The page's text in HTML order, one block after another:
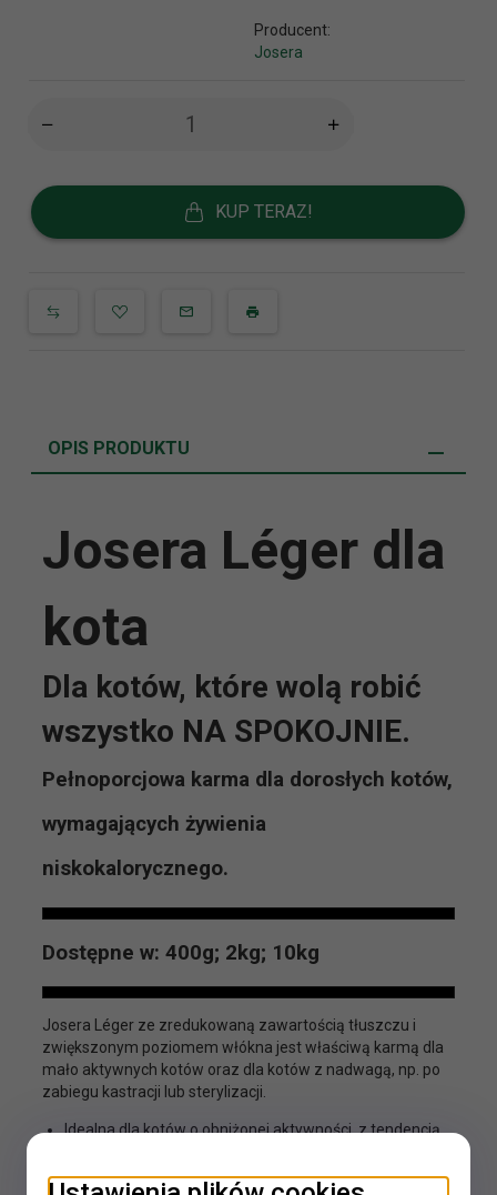
Producent:
Josera
KUP TERAZ!
OPIS PRODUKTU
Josera Léger dla
kota
Dla kotów, które wolą robić
wszystko NA SPOKOJNIE.
Pełnoporcjowa karma dla dorosłych kotów,
wymagających żywienia
niskokalorycznego.
Dostępne w: 400g; 2kg; 10kg
Josera Léger ze zredukowaną zawartością tłuszczu i
zwiększonym poziomem włókna jest właściwą karmą dla
mało aktywnych kotów oraz dla kotów z nadwagą, np. po
zabiegu kastracji lub sterylizacji.
Idealna dla kotów o obniżonej aktywności, z tendencją
zrzucenia wagi